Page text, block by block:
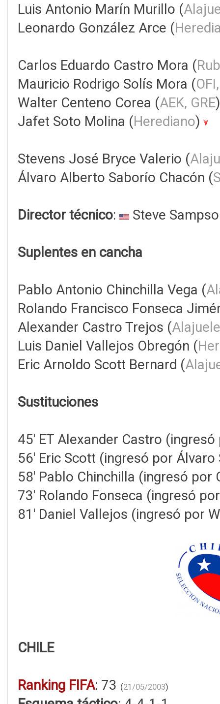
Luis Antonio Marín Murillo (
Leonardo González Arce (
Carlos Eduardo Castro Mora (
Mauricio Rodrigo Solís Mora (
Walter Centeno Corea (AEK, GRE
Jafet Soto Molina (Herediano)
Stevens José Bryce Valerio (
Álvaro Alberto Saborío Chacón (
Director técnico: Steve
Suplentes en cancha
Pablo Antonio Chinchilla Vega (
Rolando Francisco Fonseca
Alexander Castro Trejos (
Luis Daniel Vallejos Obregón (
Eric Arnoldo Scott Bernard (
Sustituciones
45' ET Alexander Castro
56' Eric Scott (ingresó por Álvaro
58' Pablo Chinchilla (ingresó por
73' Rolando Fonseca (ingresó
81' Daniel Vallejos (ingresó por
CHILE
Ranking FIFA: 73 (21/05/2003)